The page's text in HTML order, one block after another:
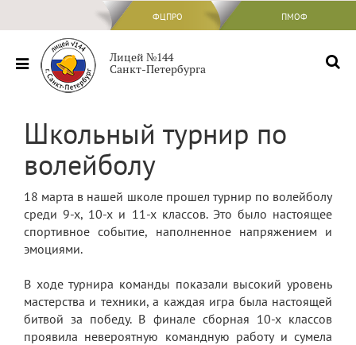
ФЦПРО ПМОФ
ФЦПРО
Сведения об ОО
Основные сведения
образовательной организацией
Образовательные стандарты и
требования
Педагогический состав
Материально-техническое обеспечение
и оснащенность образовательного
Лицей №144
Санкт-Петербурга
Школьный турнир по
волейболу
18 марта в нашей школе прошел турнир по волейболу
среди 9-х, 10-х и 11-х классов. Это было настоящее
спортивное событие, наполненное напряжением и
эмоциями.
В ходе турнира команды показали высокий уровень
мастерства и техники, а каждая игра была настоящей
битвой за победу. В финале сборная 10-х классов
проявила невероятную командную работу и сумела